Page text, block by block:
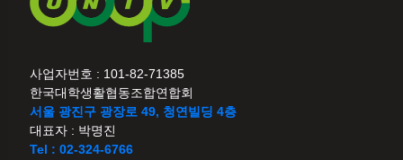
사업자번호 : 101-82-71385
한국대학생활협동조합연합회
서울 광진구 광장로 49, 청연빌딩 4층
대표자 : 박명진
Tel : 02-324-6766